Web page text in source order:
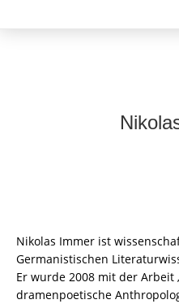
Nikolas Immer ist
Germanistischen
Er wurde 2008 mit der Arbeit
dramenpoetische